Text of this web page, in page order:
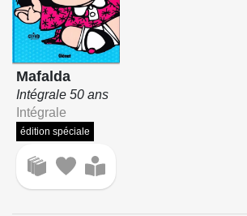
Mafalda
Intégrale 50 ans
Intégrale
édition spéciale